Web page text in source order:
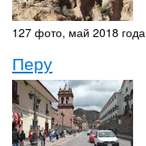
127 фото, май 2018 года
Перу